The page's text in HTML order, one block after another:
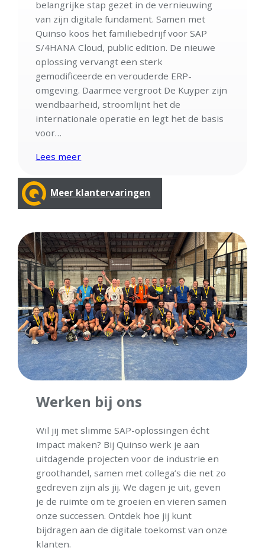
belangrijke stap gezet in de vernieuwing
van zijn digitale fundament. Samen met
Quinso koos het familiebedrijf voor SAP
S/4HANA Cloud, public edition. De nieuwe
oplossing vervangt een sterk
gemodificeerde en verouderde ERP-
omgeving. Daarmee vergroot De Kuyper zijn
wendbaarheid, stroomlijnt het de
internationale operatie en legt het de basis
voor…
Lees meer
Meer klantervaringen
Werken bij ons
Wil jij met slimme SAP-oplossingen écht
impact maken? Bij Quinso werk je aan
uitdagende projecten voor de industrie en
groothandel, samen met collega’s die net zo
gedreven zijn als jij. We dagen je uit, geven
je de ruimte om te groeien en vieren samen
onze successen. Ontdek hoe jij kunt
bijdragen aan de digitale toekomst van onze
klanten.